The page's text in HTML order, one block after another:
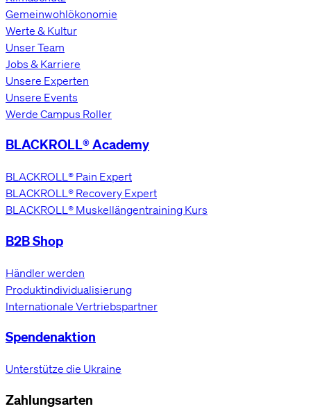
Gemeinwohlökonomie
Werte & Kultur
Unser Team
Jobs & Karriere
Unsere Experten
Unsere Events
Werde Campus Roller
BLACKROLL® Academy
BLACKROLL® Pain Expert
BLACKROLL® Recovery Expert
BLACKROLL® Muskellängentraining Kurs
B2B Shop
Händler werden
Produktindividualisierung
Internationale Vertriebspartner
Spendenaktion
Unterstütze die Ukraine
Zahlungsarten